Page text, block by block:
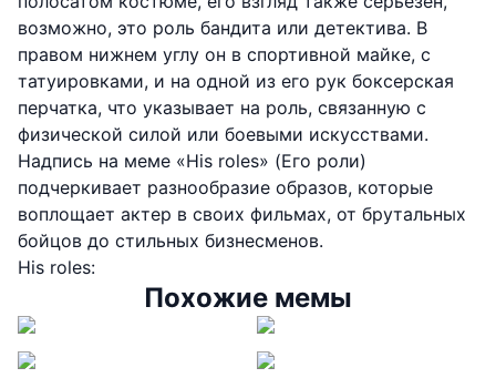
возможно, это роль бандита или детектива. В
правом нижнем углу он в спортивной майке, с
татуировками, и на одной из его рук боксерская
перчатка, что указывает на роль, связанную с
физической силой или боевыми искусствами.
Надпись на меме «His roles» (Его роли)
подчеркивает разнообразие образов, которые
воплощает актер в своих фильмах, от брутальных
бойцов до стильных бизнесменов.
His roles:
Похожие мемы